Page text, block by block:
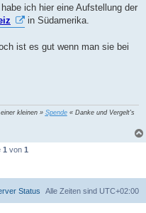
ich hier eine Aufstellung der
in Südamerika.
ist es gut wenn man sie bei
kleinen » Spende« Danke und Vergelt's
1 von 1
Alle Zeiten sind UTC+02:00
Status